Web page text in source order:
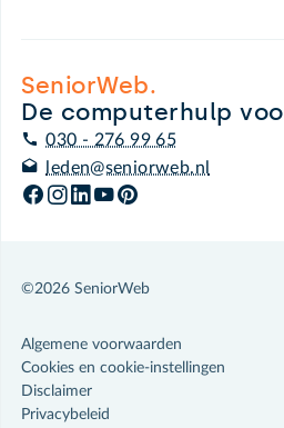
SeniorWeb.
De computerhulp
030 - 276 99 65
leden@seniorweb.nl
©2026 SeniorWeb
Algemene voorwaarden
Cookies en cookie-instellingen
Disclaimer
Privacybeleid